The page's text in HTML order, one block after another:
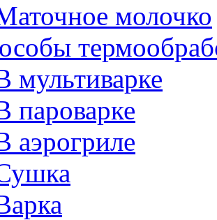
молочко
мультиварке
пароварке
аэрогриле